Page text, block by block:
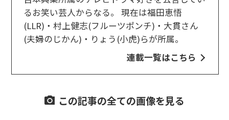
るお笑い芸人からなる。 現在は福田恵悟
(LLR)・村上健志(フルーツポンチ)・大貫さん
(夫婦のじかん)・りょう(小虎)らが所属。
連載一覧はこちら
この記事の全ての画像を見る